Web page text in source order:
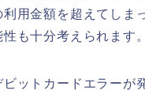
用金額を超えてしま
も十分考えられます。
ットカードエラーが